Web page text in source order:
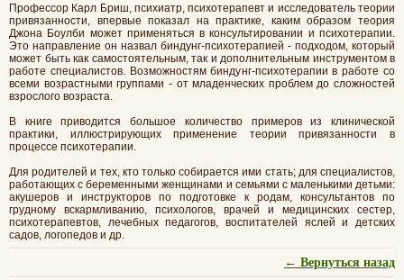
Профессор Карл Бриш, психиатр, психотерапевт и исследователь теории
привязанности, впервые показал на практике, каким образом теория
Джона Боулби может применяться в консультировании и психотерапии.
Это направление он назвал биндунг-психотерапией - подходом, который
может быть как самостоятельным, так и дополнительным инструментом в
работе специалистов. Возможностям биндунг-психотерапии в работе со
всеми возрастными группами - от младенческих проблем до сложностей
взрослого возраста.
В книге приводится большое количество примеров из клинической
практики, иллюстрирующих применение теории привязанности в
процессе психотерапии.
Для родителей и тех, кто только собирается ими стать; для специалистов,
работающих с беременными женщинами и семьями с маленькими детьми:
акушеров и инструкторов по подготовке к родам, консультантов по
грудному вскармливанию, психологов, врачей и медицинских сестер,
психотерапевтов, лечебных педагогов, воспитателей яслей и детских
садов, логопедов и др.
← Вернуться назад